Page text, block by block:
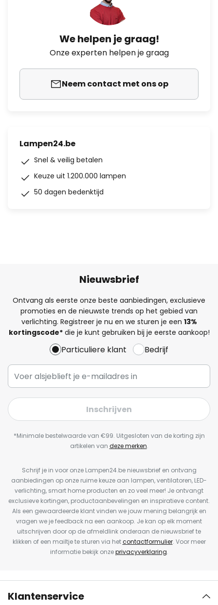
We helpen je graag!
Onze experten helpen je graag
Neem contact met ons op
Lampen24.be
Snel & veilig betalen
Keuze uit 1.200.000 lampen
50 dagen bedenktijd
Nieuwsbrief
Ontvang als eerste onze beste aanbiedingen, exclusieve
promoties en de nieuwste trends op het gebied van
verlichting. Registreer je nu en we sturen je een 13%
kortingscode*die je kunt gebruiken bij je eerste aankoop!
Particuliere klant Bedrijf
Inschrijven
*Minimale bestelwaarde van €99. Uitgesloten van de korting zijn
artikelen van deze merken.
Schrijf je in voor onze Lampen24.be nieuwsbrief en ontvang
aanbiedingen op onze ruime keuze aan lampen, ventilatoren, LED-
verlichting, smart home producten en zo veel meer! Je ontvangt
exclusieve kortingen, productaanbevelingen en inspiratieve content.
Als een gewaardeerde klant vinden we jouw mening belangrijk en
vragen we je feedback na een aankoop. Je kan op elk moment
uitschrijven door op de afmeldlink onderaan de nieuwsbrief te
klikken of een mailtje te sturen via hetcontactformulier. Voor meer
informatie bekijk onzeprivacyverklaring.
Klantenservice